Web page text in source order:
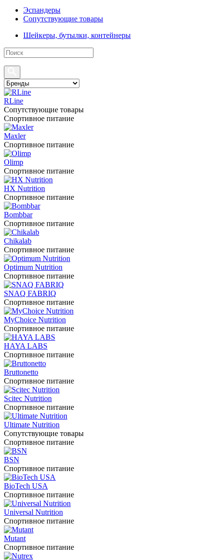
Эспандеры
Сопутствующие товары
Шейкеры, бутылки, контейнеры
RLine
Сопутствующие товары
Спортивное питание
Maxler
Спортивное питание
Olimp
Спортивное питание
HX Nutrition
Спортивное питание
Bombbar
Спортивное питание
Chikalab
Спортивное питание
Optimum Nutrition
Спортивное питание
SNAQ FABRIQ
Спортивное питание
MyChoice Nutrition
Спортивное питание
HAYA LABS
Спортивное питание
Bruttonetto
Спортивное питание
Scitec Nutrition
Спортивное питание
Ultimate Nutrition
Сопутствующие товары
Спортивное питание
BSN
Спортивное питание
BioTech USA
Спортивное питание
Universal Nutrition
Спортивное питание
Mutant
Спортивное питание